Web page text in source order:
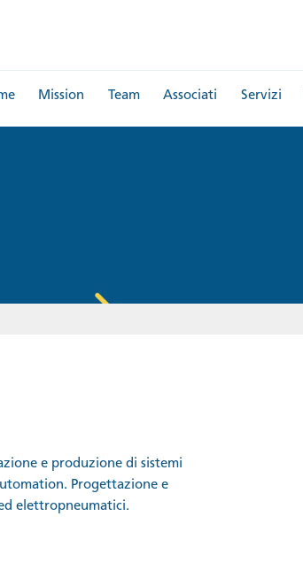
Mission Team Associati Servizi
e produzione di sistemi
Progettazione e
elettropneumatici.